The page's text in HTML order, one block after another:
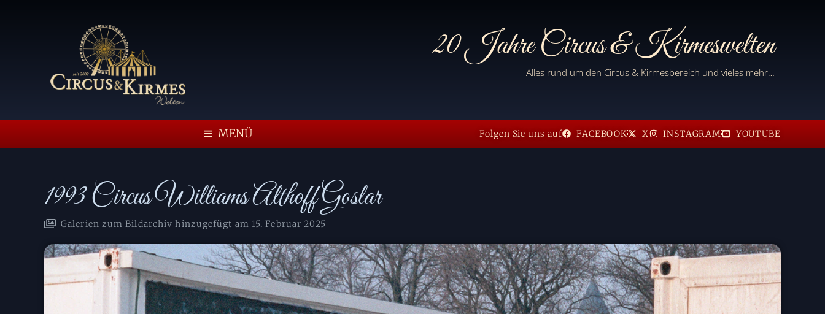
20 Jahre Circus & Kirmeswelten
Alles rund um den Circus & Kirmesbereich und vieles mehr…
MENÜ Folgen Sie uns auf FACEBOOK X INSTAGRAM YOUTUBE
1993 Circus Williams Althoff Goslar
Galerien zum Bildarchiv hinzugefügt am 15. Februar 2025